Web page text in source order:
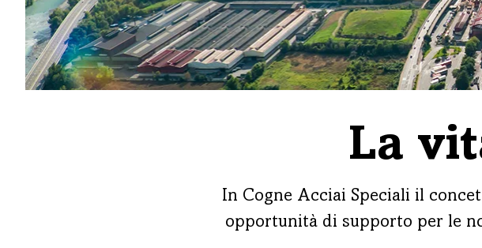
La
In Cogne Acciai Speciali il
opportunità di supporto per le